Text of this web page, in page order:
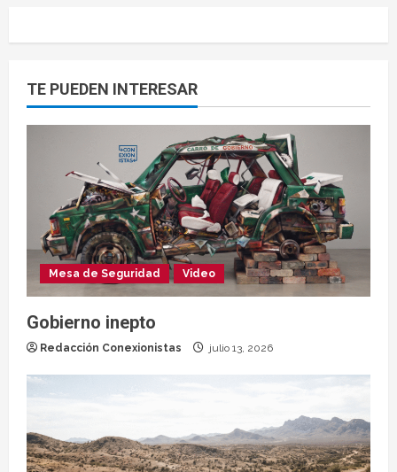
TE PUEDEN INTERESAR
Mesa de Seguridad Video
Gobierno inepto
Redacción Conexionistas julio 13, 2026